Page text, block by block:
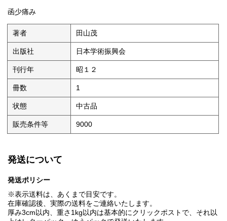
函少痛み
著者 田山茂
出版社 日本学術振興会
刊行年 昭１２
冊数 1
状態 中古品
販売条件等 9000
発送について
発送ポリシー
※表示送料は、あくまで目安です。
在庫確認後、実際の送料をご連絡いたします。
厚み3cm以内、重さ1kg以内は基本的にクリックポストで、それ以